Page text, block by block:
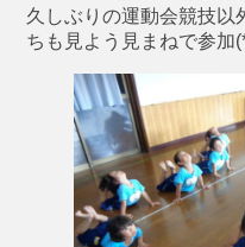
久しぶりの運動会競技以
ちも見よう見まねで参加